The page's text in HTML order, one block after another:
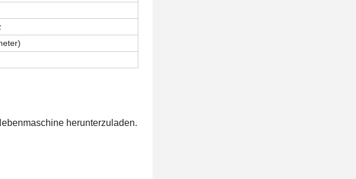
herunterzuladen.